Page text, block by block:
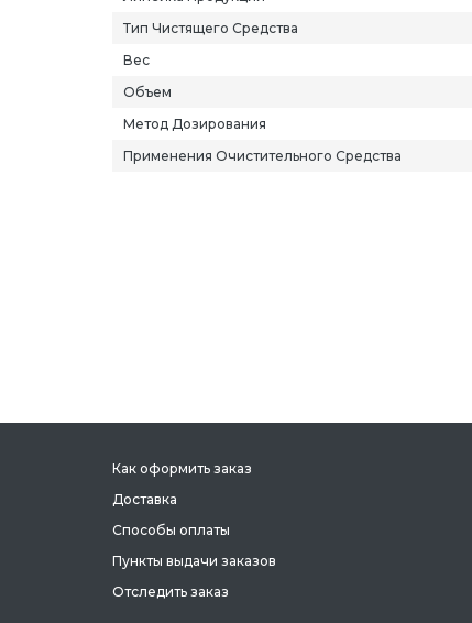
Тип Чистящего Средства
Вес
Объем
Метод Дозирования
Применения Очистительного Средства
Как оформить заказ
Доставка
Способы оплаты
Пункты выдачи заказов
Отследить заказ